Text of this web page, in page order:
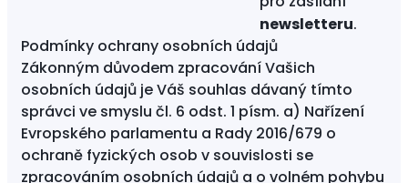
newsletteru.
Podmínky ochrany osobních údajů
Zákonným důvodem zpracování Vašich
osobních údajů je Váš souhlas dávaný tímto
správci ve smyslu čl. 6 odst. 1 písm. a) Nařízení
Evropského parlamentu a Rady 2016/679 o
ochraně fyzických osob v souvislosti se
zpracováním osobních údajů a o volném pohybu